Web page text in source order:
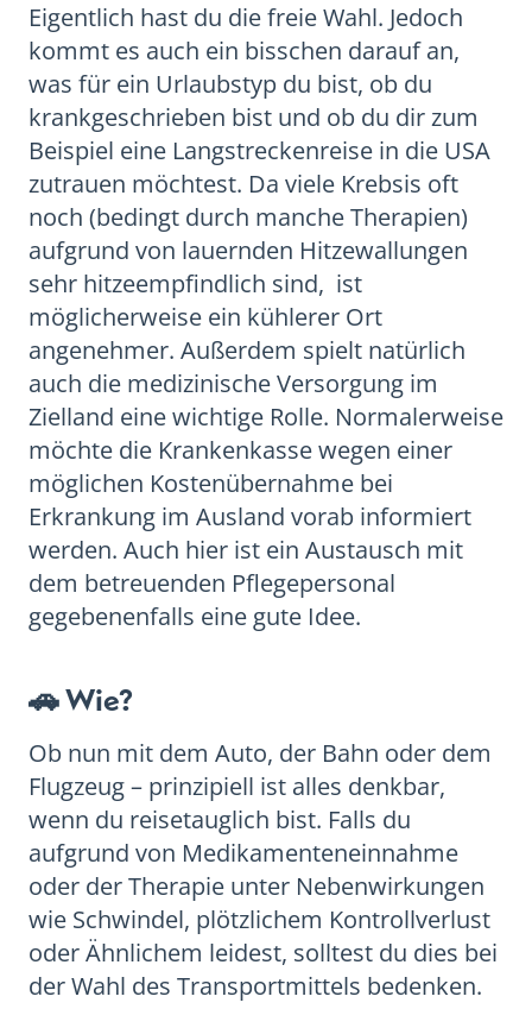
Eigentlich hast du die freie Wahl. Jedoch
kommt es auch ein bisschen darauf an,
was für ein Urlaubstyp du bist, ob du
krankgeschrieben bist und ob du dir zum
Beispiel eine Langstreckenreise in die USA
zutrauen möchtest. Da viele Krebsis oft
noch (bedingt durch manche Therapien)
aufgrund von lauernden Hitzewallungen
sehr hitzeempfindlich sind, ist
möglicherweise ein kühlerer Ort
angenehmer. Außerdem spielt natürlich
auch die medizinische Versorgung im
Zielland eine wichtige Rolle. Normalerweise
möchte die Krankenkasse wegen einer
möglichen Kostenübernahme bei
Erkrankung im Ausland vorab informiert
werden. Auch hier ist ein Austausch mit
dem betreuenden Pflegepersonal
gegebenenfalls eine gute Idee.
🚗 Wie?
Ob nun mit dem Auto, der Bahn oder dem
Flugzeug – prinzipiell ist alles denkbar,
wenn du reisetauglich bist. Falls du
aufgrund von Medikamenteneinnahme
oder der Therapie unter Nebenwirkungen
wie Schwindel, plötzlichem Kontrollverlust
oder Ähnlichem leidest, solltest du dies bei
der Wahl des Transportmittels bedenken.